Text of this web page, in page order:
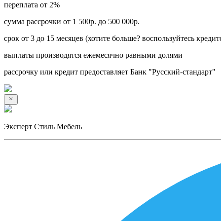
переплата от 2%
сумма рассрочки от 1 500р. до 500 000р.
срок от 3 до 15 месяцев (хотите больше? воспользуйтесь
выплаты производятся ежемесячно равными долями
рассрочку или кредит предоставляет Банк "Русский-стандарт"
Эксперт Стиль Мебель